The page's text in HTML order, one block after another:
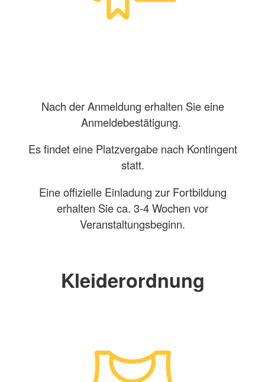
Nach der Anmeldung erhalten Sie eine
Anmeldebestätigung.
Es findet eine Platzvergabe nach Kontingent
statt.
Eine offizielle Einladung zur Fortbildung
erhalten Sie ca. 3-4 Wochen vor
Veranstaltungsbeginn.
Kleiderordnung